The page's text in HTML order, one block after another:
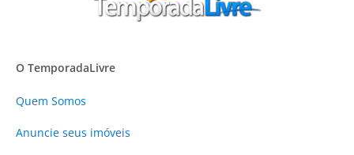
O TemporadaLivre
Quem Somos
Anuncie seus imóveis